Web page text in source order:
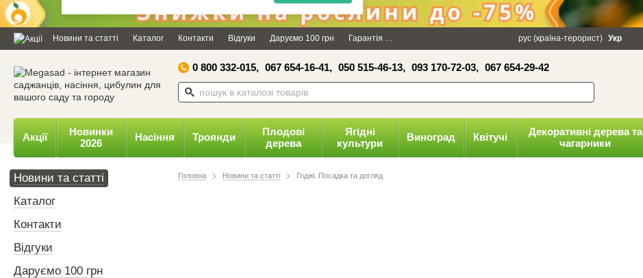
Дозвольте сайту megasad.net
відправляти вам сповіщення на
робочий стіл.
Powered by SendPulse Заборонити Дозволити
×
Новини та статті Каталог Контакти Відгуки Даруємо 100 грн Гарантія Політика конфіденційності
рус (країна-терорист) Укр
0 800 332-015, 067 654-16-41, 050 515-46-13, 093 170-72-03, 067 654-29-42
Акції
Новинки
2026
Насіння Троянди
Плодові
дерева
Ягідні
культури
Виноград Квітучі
Декоративні дерева та
чагарники
Головна Новини та статті Годжі. Посадка та догляд
Новини та статті
Каталог
Контакти
Відгуки
Даруємо 100 грн